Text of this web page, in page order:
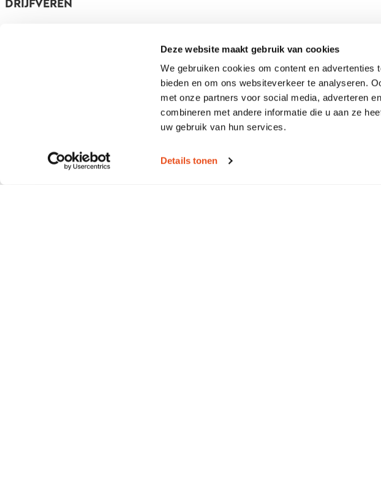
Deze website maakt gebruik van cookies
We gebruiken cookies om content en
bieden en om ons websiteverkeer te analyseren.
met onze partners voor social media, adverteren
combineren met andere informatie die u aan ze
uw gebruik van hun services.
Details tonen
DRIJFVEREN
hun werk goed kunnen uitvoeren door wat ik met mijn werk en
iedereen die bij Raedelijn binnenkomt met een glimlach, want ik